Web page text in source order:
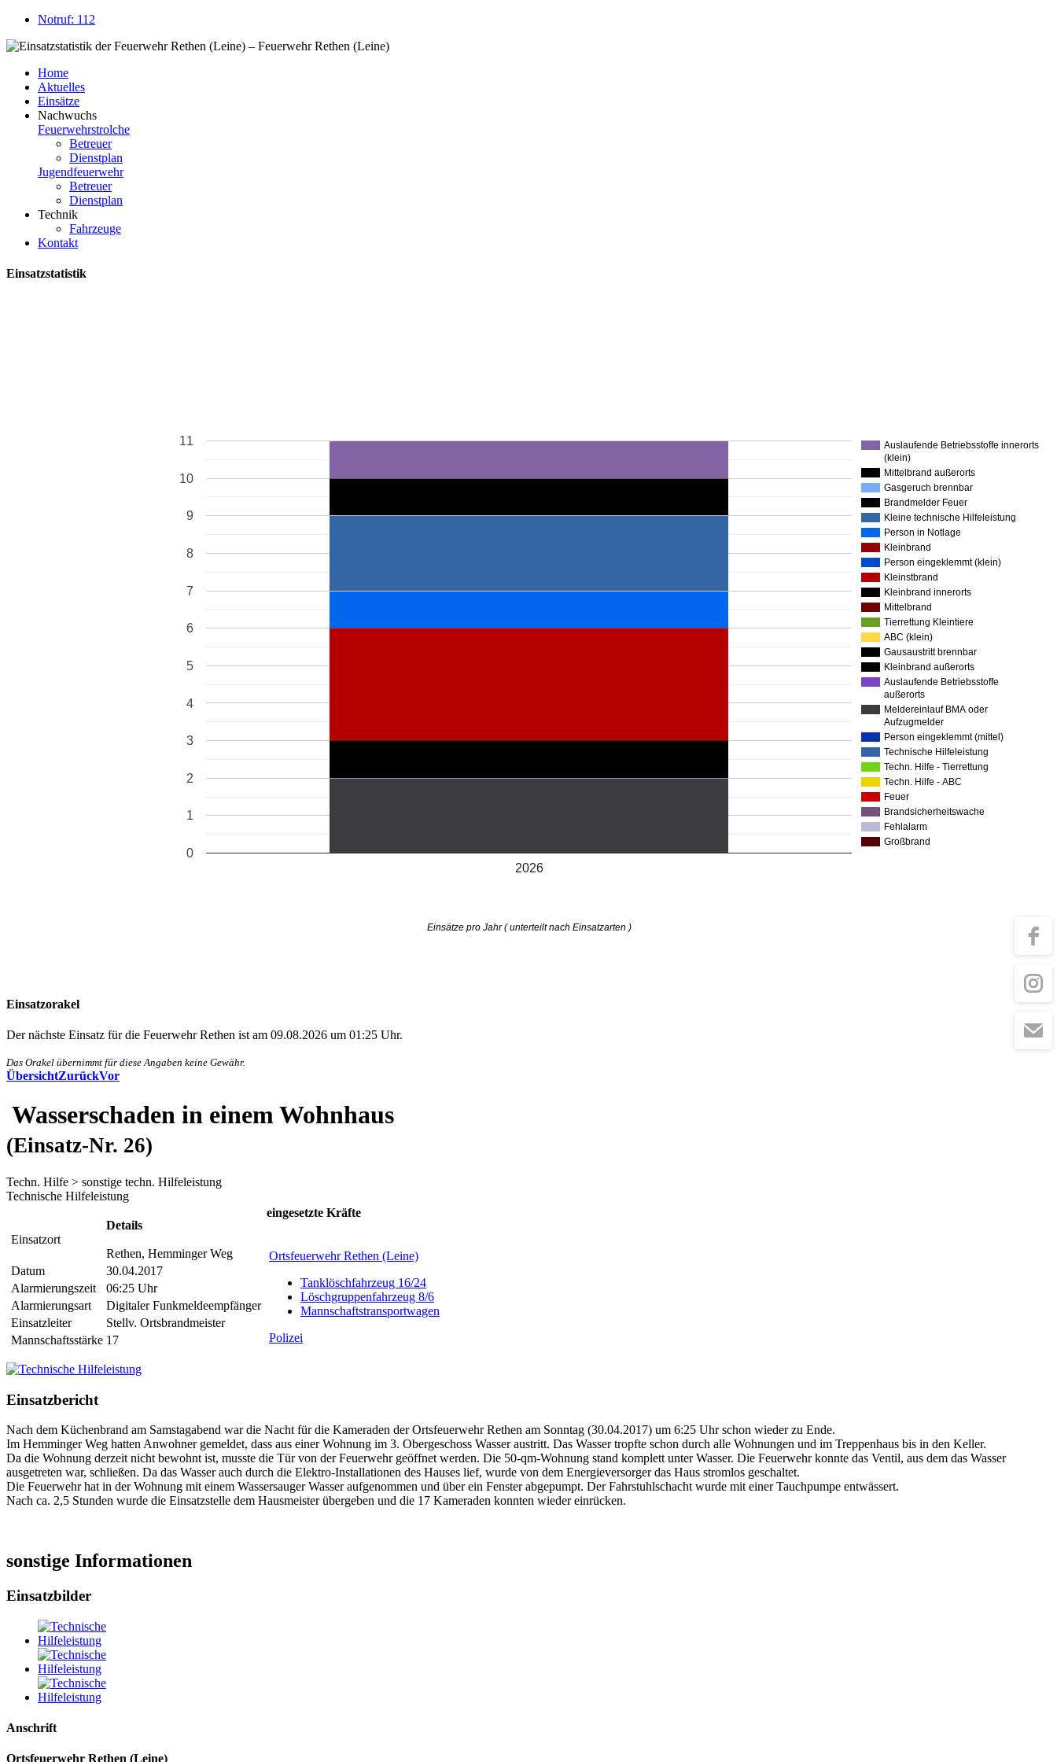
Notruf: 112
Home
Aktuelles
Einsätze
Nachwuchs
Feuerwehrstrolche
Betreuer
Dienstplan
Jugendfeuerwehr
Betreuer
Dienstplan
Technik
Fahrzeuge
Kontakt
Einsatzstatistik
Auslaufende Betriebsstoffe innerorts
(klein)
Mittelbrand außerorts
Gasgeruch brennbar
Brandmelder Feuer
Kleine technische Hilfeleistung
Person in Notlage
Kleinbrand
Person eingeklemmt (klein)
Kleinstbrand
Kleinbrand innerorts
Mittelbrand
Tierrettung Kleintiere
ABC (klein)
Gausaustritt brennbar
Kleinbrand außerorts
Auslaufende Betriebsstoffe
außerorts
Meldereinlauf BMA oder
Aufzugmelder
Person eingeklemmt (mittel)
Technische Hilfeleistung
Techn. Hilfe - Tierrettung
Techn. Hilfe - ABC
Feuer
Brandsicherheitswache
Fehlalarm
Großbrand
2026
0
1
2
3
4
5
6
7
8
9
10
11
Einsätze pro Jahr ( unterteilt nach Einsatzarten )
Einsatzorakel
Der nächste Einsatz für die Feuerwehr Rethen ist am 09.08.2026 um 01:25 Uhr.
Das Orakel übernimmt für diese Angaben keine Gewähr.
ÜbersichtZurückVor
Wasserschaden in einem Wohnhaus
(Einsatz-Nr. 26)
Techn. Hilfe > sonstige techn. Hilfeleistung
Technische Hilfeleistung
Einsatzort
Details
Rethen, Hemminger Weg
Datum
30.04.2017
Alarmierungszeit
06:25 Uhr
Alarmierungsart
Digitaler Funkmeldeempfänger
Einsatzleiter
Stellv. Ortsbrandmeister
Mannschaftsstärke 17
eingesetzte Kräfte
Ortsfeuerwehr Rethen (Leine)
Tanklöschfahrzeug 16/24
Löschgruppenfahrzeug 8/6
Mannschaftstransportwagen
Polizei
Einsatzbericht
Nach dem Küchenbrand am Samstagabend war die Nacht für die Kameraden der Ortsfeuerwehr Rethen am Sonntag (30.04.2017) um 6:25 Uhr schon wieder zu Ende.
Im Hemminger Weg hatten Anwohner gemeldet, dass aus einer Wohnung im 3. Obergeschoss Wasser austritt. Das Wasser tropfte schon durch alle Wohnungen und im Treppenhaus bis in den Keller.
Da die Wohnung derzeit nicht bewohnt ist, musste die Tür von der Feuerwehr geöffnet werden. Die 50-qm-Wohnung stand komplett unter Wasser. Die Feuerwehr konnte das Ventil, aus dem das Wasser
ausgetreten war, schließen. Da das Wasser auch durch die Elektro-Installationen des Hauses lief, wurde von dem Energieversorger das Haus stromlos geschaltet.
Die Feuerwehr hat in der Wohnung mit einem Wassersauger Wasser aufgenommen und über ein Fenster abgepumpt. Der Fahrstuhlschacht wurde mit einer Tauchpumpe entwässert.
Nach ca. 2,5 Stunden wurde die Einsatzstelle dem Hausmeister übergeben und die 17 Kameraden konnten wieder einrücken.
sonstige Informationen
Einsatzbilder
Anschrift
Ortsfeuerwehr Rethen (Leine)